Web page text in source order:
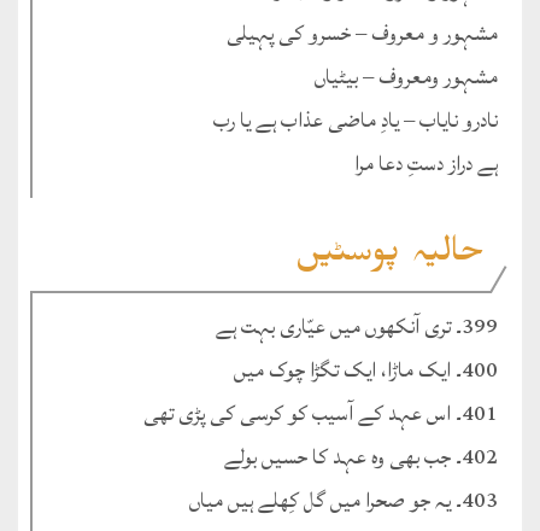
مشہور و معروف – خسرو کی پہیلی
مشہور ومعروف – بیٹیاں
نادرو نایاب – یادِ ماضی عذاب ہے یا رب
ہے دراز دستِ دعا مرا
حالیہ پوسٹیں
399۔ تری آنکھوں میں عیّاری بہت ہے
400۔ ایک ماڑا، ایک تگڑا چوک میں
401۔ اس عہد کے آسیب کو کرسی کی پڑی تھی
402۔ جب بھی وہ عہد کا حسیں بولے
403۔ یہ جو صحرا میں گل کِھلے ہیں میاں